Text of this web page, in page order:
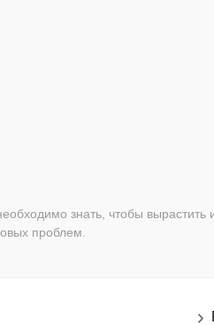
знать, чтобы вырастить и
проблем.